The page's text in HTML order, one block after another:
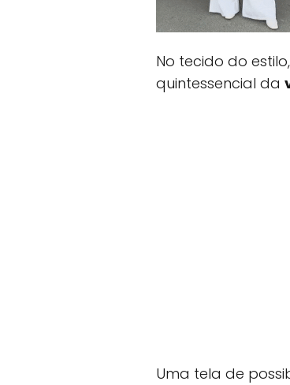
No tecido do
quintessencial da
Uma tela de